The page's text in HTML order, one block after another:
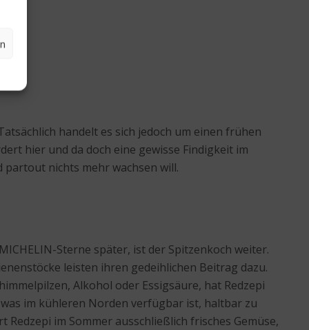
handelt es sich jedoch um einen frühen
hier und da doch eine gewisse Findigkeit im
nichts mehr wachsen will.
Sterne später, ist der Spitzenkoch weiter.
leisten ihren gedeihlichen Beitrag dazu.
Alkohol oder Essigsäure, hat Redzepi
im kühleren Norden verfügbar ist, haltbar zu
im Sommer ausschließlich frisches Gemüse,